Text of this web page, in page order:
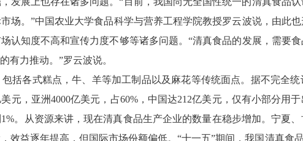
场。”中国农业大学食品科学与营养工程学院教授罗云波说，由此
认知度不高和宣传力度不够等诸多问题。“清真食品的发展，需要
有力推动。”罗云波说。
括各式糕点，牛、羊等加工制品以及麻花等传统面点。据不完全
元，亚洲4000亿美元，占60%，中国达212亿美元，仅有小部分
。从资源来讲，现在清真食品生产企业的数量在稳步增加。宁夏
效益逐年提高，但国际市场份额偏低。“十一五”期间，我国清真食